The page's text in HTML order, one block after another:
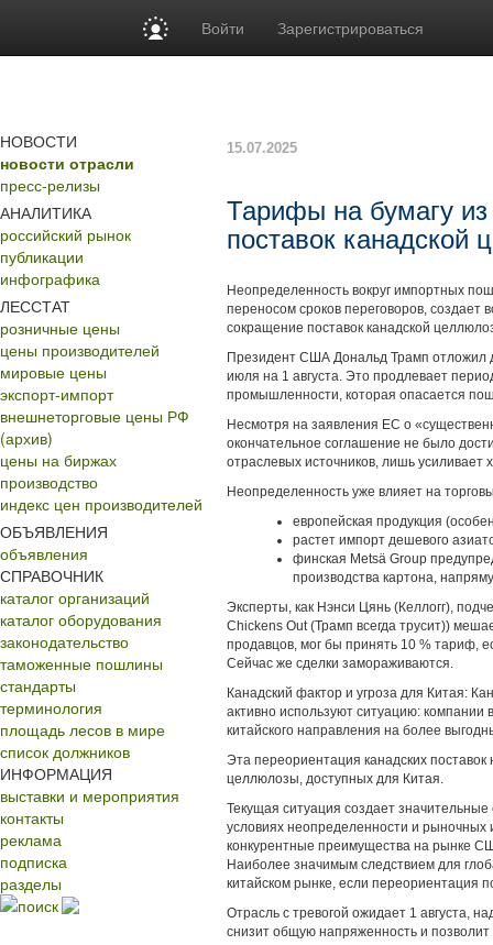
Войти Зарегистрироваться
НОВОСТИ
новости отрасли
пресс-релизы
АНАЛИТИКА
российский рынок
публикации
инфографика
ЛЕССТАТ
розничные цены
цены производителей
мировые цены
экспорт-импорт
внешнеторговые цены РФ
(архив)
цены на биржах
производство
индекс цен производителей
ОБЪЯВЛЕНИЯ
объявления
СПРАВОЧНИК
каталог организаций
каталог оборудования
законодательство
таможенные пошлины
стандарты
терминология
площадь лесов в мире
список должников
ИНФОРМАЦИЯ
выставки и мероприятия
контакты
реклама
подписка
разделы
поиск
15.07.2025
Тарифы на бумагу
поставок канадской
Неопределенность вокруг импортных
переносом сроков переговоров,
сокращение поставок канадской
Президент США Дональд Трамп отложил
июля на 1 августа. Это продлевает
промышленности, которая опасается
Несмотря на заявления ЕС о
окончательное соглашение не было
отраслевых источников, лишь усиливает
Неопределенность уже влияет на
европейская продукция
растет импорт дешевого
финская Metsä Group
производства картона,
Эксперты, как Нэнси Цянь (Келлогг),
Chickens Out (Трамп всегда трусит))
продавцов, мог бы принять 10 % тариф,
Сейчас же сделки замораживаются.
Канадский фактор и угроза для Китая:
активно используют ситуацию:
китайского направления на более
Эта переориентация канадских
целлюлозы, доступных для Китая.
Текущая ситуация создает
условиях неопределенности и рыночных
конкурентные преимущества на рынке
Наиболее значимым следствием для
китайском рынке, если переориентация
Отрасль с тревогой ожидает 1 августа,
снизит общую напряженность и позволит